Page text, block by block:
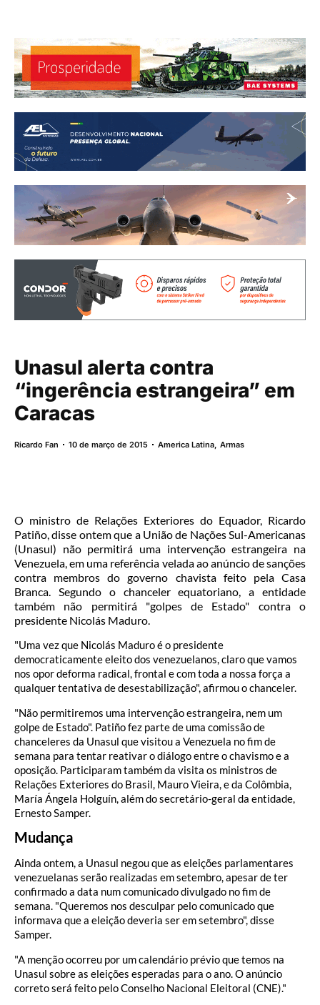
Unasul alerta contra
“ingerência estrangeira” em
Caracas
Ricardo Fan 10 de março de 2015 America Latina,Armas
O ministro de Relações Exteriores do Equador, Ricardo
Patiño, disse ontem que a União de Nações Sul-Americanas
(Unasul) não permitirá uma intervenção estrangeira na
Venezuela, em uma referência velada ao anúncio de sanções
contra membros do governo chavista feito pela Casa
Branca. Segundo o chanceler equatoriano, a entidade
também não permitirá "golpes de Estado" contra o
presidente Nicolás Maduro.
"Uma vez que Nicolás Maduro é o presidente
democraticamente eleito dos venezuelanos, claro que vamos
nos opor deforma radical, frontal e com toda a nossa força a
qualquer tentativa de desestabilização", afirmou o chanceler.
"Não permitiremos uma intervenção estrangeira, nem um
golpe de Estado". Patiño fez parte de uma comissão de
chanceleres da Unasul que visitou a Venezuela no fim de
semana para tentar reativar o diálogo entre o chavismo e a
oposição. Participaram também da visita os ministros de
Relações Exteriores do Brasil, Mauro Vieira, e da Colômbia,
María Ángela Holguín, além do secretário-geral da entidade,
Ernesto Samper.
Mudança
Ainda ontem, a Unasul negou que as eleições parlamentares
venezuelanas serão realizadas em setembro, apesar de ter
confirmado a data num comunicado divulgado no fim de
semana. "Queremos nos desculpar pelo comunicado que
informava que a eleição deveria ser em setembro", disse
Samper.
"A menção ocorreu por um calendário prévio que temos na
Unasul sobre as eleições esperadas para o ano. O anúncio
correto será feito pelo Conselho Nacional Eleitoral (CNE)."